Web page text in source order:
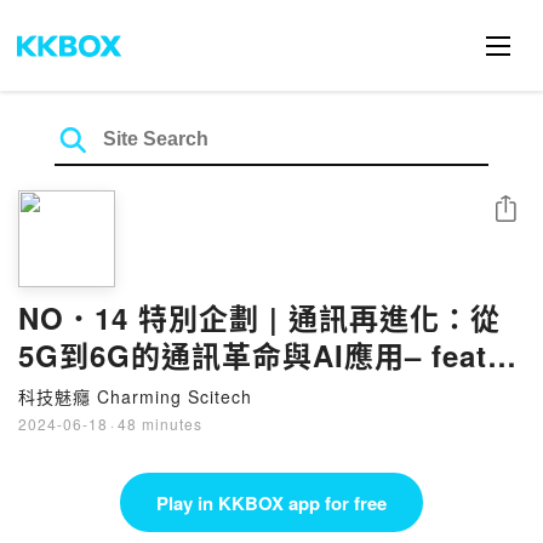
NO．14 特別企劃 | 通訊再進化：從
5G到6G的通訊革命與AI應用– feat.
國立中興大學電機資訊學院 楊谷章院
長
科技魅癮 Charming Scitech
2024-06-18 · 48 minutes
Share
Play in KKBOX app for free